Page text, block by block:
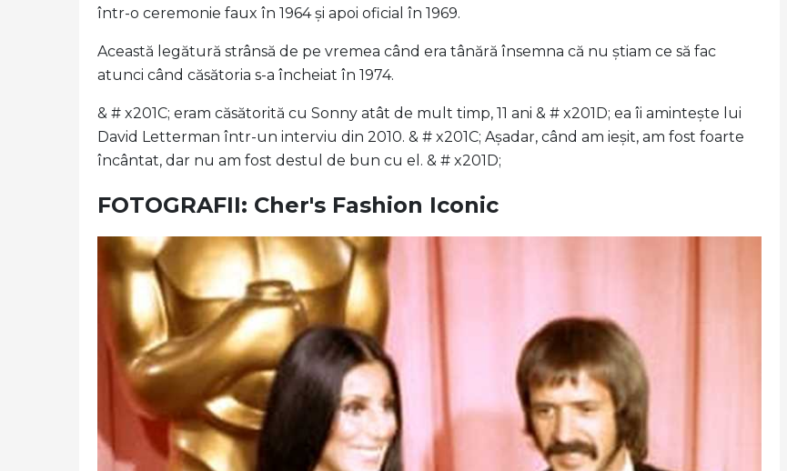
într-o ceremonie faux în 1964 și apoi oficial în 1969.
Această legătură strânsă de pe vremea când era tânără însemna că nu știam ce să fac
atunci când căsătoria s-a încheiat în 1974.
& # x201C; eram căsătorită cu Sonny atât de mult timp, 11 ani & # x201D; ea îi amintește lui
David Letterman într-un interviu din 2010. & # x201C; Așadar, când am ieșit, am fost foarte
încântat, dar nu am fost destul de bun cu el. & # x201D;
FOTOGRAFII: Cher's Fashion Iconic